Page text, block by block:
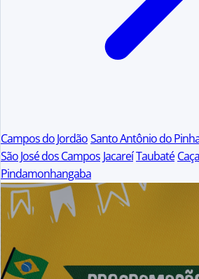
Campos do JordãoSanto Antônio do
São José dos Campos JacareíTaubaté
Pindamonhangaba